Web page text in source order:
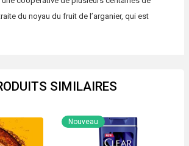
du noyau du fruit de l’arganier, qui est
SIMILAIRES
Nouveau